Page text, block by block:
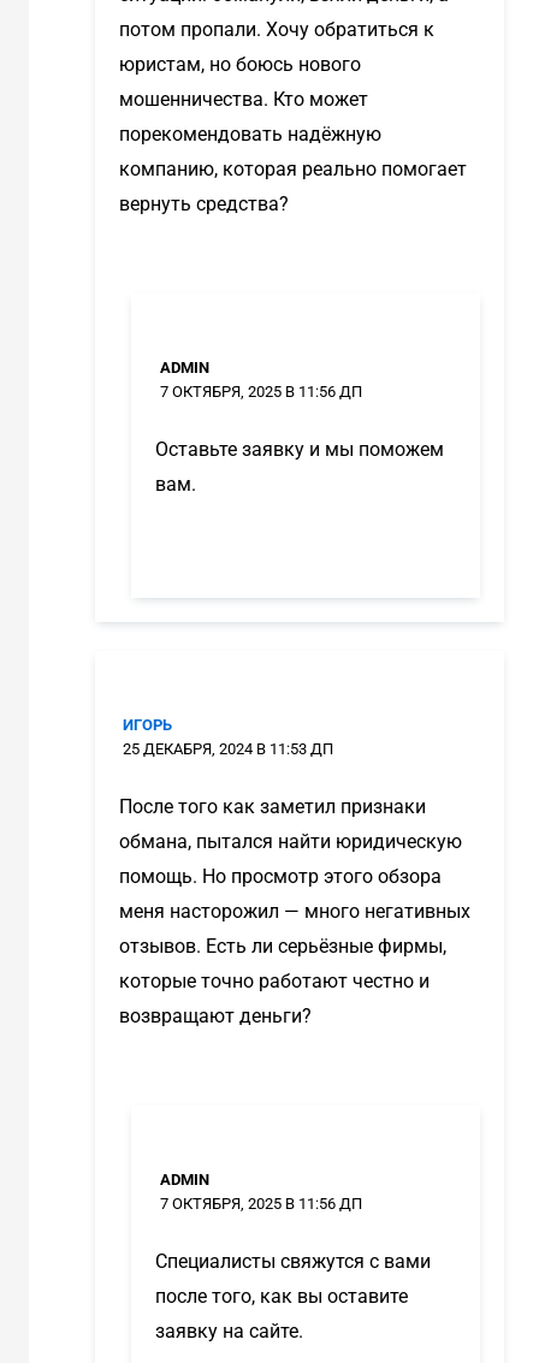
потом пропали. Хочу обратиться к
юристам, но боюсь нового
мошенничества. Кто может
порекомендовать надёжную
компанию, которая реально помогает
вернуть средства?
ADMIN
7 ОКТЯБРЯ, 2025 В 11:56 ДП
Оставьте заявку и мы поможем
вам.
ИГОРЬ
25 ДЕКАБРЯ, 2024 В 11:53 ДП
После того как заметил признаки
обмана, пытался найти юридическую
помощь. Но просмотр этого обзора
меня насторожил — много негативных
отзывов. Есть ли серьёзные фирмы,
которые точно работают честно и
возвращают деньги?
ADMIN
7 ОКТЯБРЯ, 2025 В 11:56 ДП
Специалисты свяжутся с вами
после того, как вы оставите
заявку на сайте.